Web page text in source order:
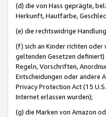
(d) die von Hass geprägte,
Herkunft, Hautfarbe,
(e) die rechtswidrige
(f) sich an Kinder richten
geltenden Gesetzen
Regeln, Vorschriften,
Entscheidungen oder andere
Privacy Protection Act (15
Internet erlassen wurden);
(g) die Marken von Amazon